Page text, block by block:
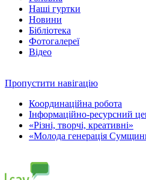
Наші гуртки
Новини
Бібліотека
Фотогалереї
Відео
Пропустити навігацію
Координаційна робота
Інформаційно-ресурсний
«Різні, творчі, креативні»
«Молода генерація